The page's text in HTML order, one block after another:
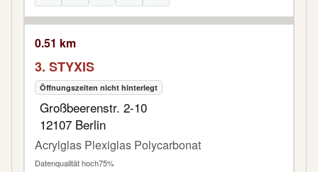
0.51 km
3. STYXIS
Öffnungszeiten nicht hinterlegt
Großbeerenstr. 2-10
12107 Berlin
Acrylglas Plexiglas Polycarbonat
Datenqualität hoch75%